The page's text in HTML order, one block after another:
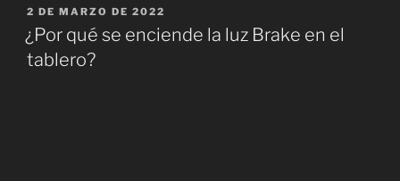
PUBLICADO
EL
2 DE MARZO DE 2022
¿Por qué se enciende la luz Brake en el
tablero?